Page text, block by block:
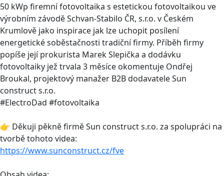
50 kWp firemní fotovoltaika s estetickou fotovoltaikou ve
výrobním závodě Schvan-Stabilo ČR, s.r.o. v Českém
Krumlově jako inspirace jak lze uchopit posílení
energetické soběstačnosti tradiční firmy. Příběh firmy
popíše její prokurista Marek Slepička a dodávku
fotovoltaiky jež trvala 3 měsíce okomentuje Ondřej
Broukal, projektový manažer B2B dodavatele Sun
construct s.r.o.
#ElectroDad #fotovoltaika
👉 Děkuji pěkně firmě Sun construct s.r.o. za spolupráci na
tvorbě tohoto videa:
https://www.sunconstruct.cz/fve